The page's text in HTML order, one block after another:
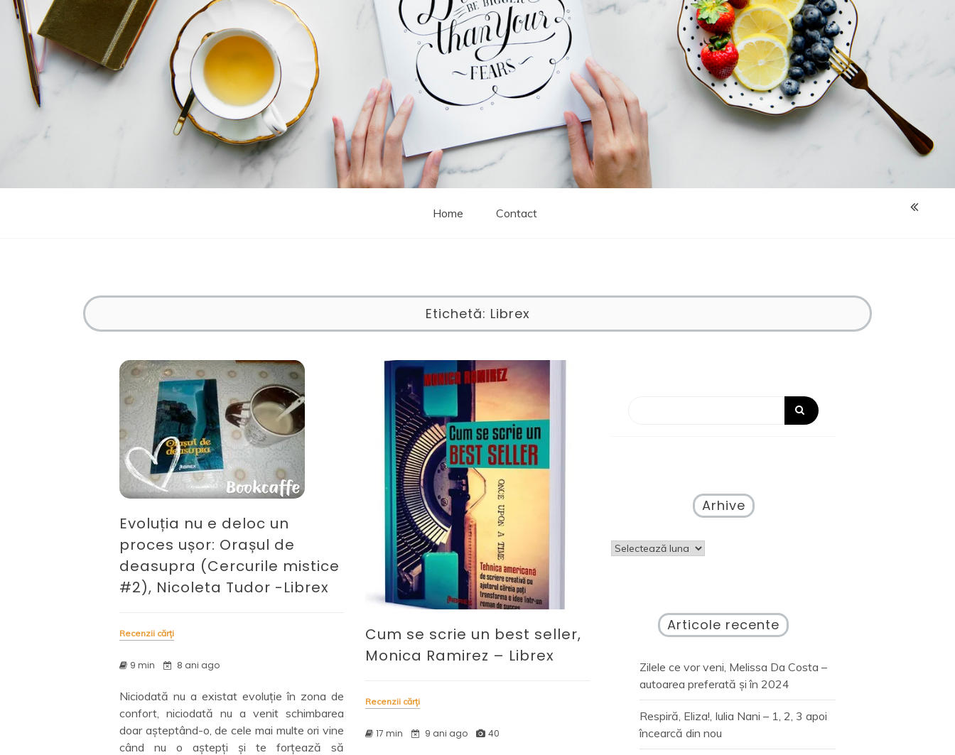
Home Contact
Etichetă: Librex
Evoluția nu e deloc un
proces ușor: Orașul de
deasupra (Cercurile mistice
#2), Nicoleta Tudor -Librex
Recenzii cărți
9 min 8 ani ago
Niciodată nu a existat evoluție în zona de
confort, niciodată nu a venit schimbarea
doar așteptând-o, de cele mai multe ori vine
când nu o aștepți și te forțează să
Cum se scrie un best seller,
Monica Ramirez – Librex
Recenzii cărți
17 min 9 ani ago 40
Arhive
Arhive
Articole recente
Zilele ce vor veni, Melissa Da Costa –
autoarea preferată și în 2024
Respiră, Eliza!, Iulia Nani – 1, 2, 3 apoi
încearcă din nou